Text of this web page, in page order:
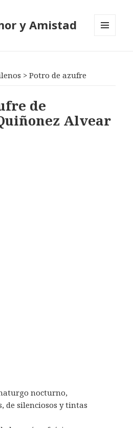
y Amistad
>Potro de azufre
de
Alvear
nocturno,
de silenciosos y tintas